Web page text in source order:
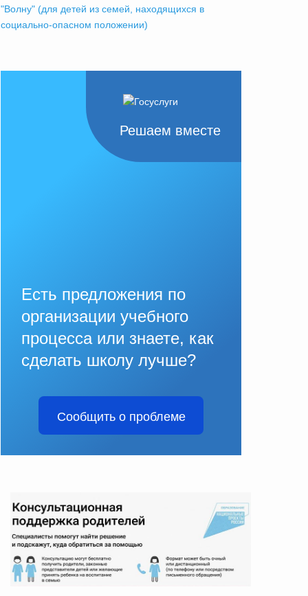
"Волну" (для детей из семей, находящихся в
социально-опасном положении)
Решаем вместе
Есть предложения по
организации учебного
процесса или знаете, как
сделать школу лучше?
Сообщить о проблеме